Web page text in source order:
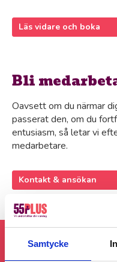
Samtycke
Läs vidare och boka
Bli
Oavsett om du närmar
passerat den, om du
entusiasm, så letar vi
medarbetare.
Kontakt & ansökan
Följ gärna 55Plus